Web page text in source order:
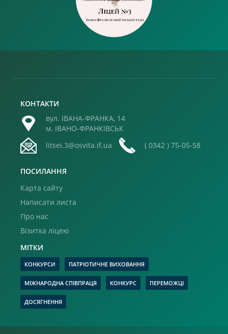
КОНТАКТИ
вул. ІВАНА-ФРАНКА, 14
м. ІВАНО-ФРАНКІВСЬК
litsei.3@osvita.if.ua
( 0342 ) 75-05-58
ПОСИЛАННЯ
Карта сайту
Написати листа
Про нас
Візитка ліцею
МІТКИ
КОНКУРСИ ПАТРІОТИЧНЕ ВИХОВАННЯ
МІЖНАРОДНА СПІВПРАЦЯ КОНКУРС ПЕРЕМОЖЦІ
ДОСЯГНЕННЯ